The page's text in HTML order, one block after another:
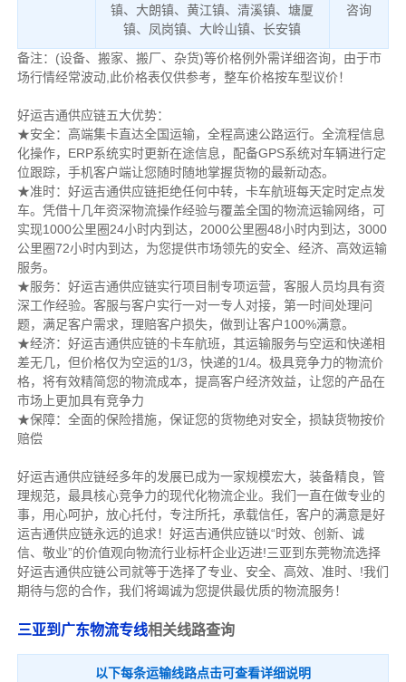
镇、大朗镇、黄江镇、清溪镇、塘厦
镇、凤岗镇、大岭山镇、长安镇
咨询
备注：(设备、搬家、搬厂、杂货)等价格例外需详细咨询，由于市
场行情经常波动,此价格表仅供参考，整车价格按车型议价！
好运吉通供应链五大优势：
★安全：高端集卡直达全国运输，全程高速公路运行。全流程信息
化操作，ERP系统实时更新在途信息，配备GPS系统对车辆进行定
位跟踪，手机客户端让您随时随地掌握货物的最新动态。
★准时：好运吉通供应链拒绝任何中转，卡车航班每天定时定点发
车。凭借十几年资深物流操作经验与覆盖全国的物流运输网络，可
实现1000公里圈24小时内到达，2000公里圈48小时内到达，3000
公里圈72小时内到达，为您提供市场领先的安全、经济、高效运输
服务。
★服务：好运吉通供应链实行项目制专项运营，客服人员均具有资
深工作经验。客服与客户实行一对一专人对接，第一时间处理问
题，满足客户需求，理赔客户损失，做到让客户100%满意。
★经济：好运吉通供应链的卡车航班，其运输服务与空运和快递相
差无几，但价格仅为空运的1/3，快递的1/4。极具竞争力的物流价
格，将有效精简您的物流成本，提高客户经济效益，让您的产品在
市场上更加具有竞争力
★保障：全面的保险措施，保证您的货物绝对安全，损缺货物按价
赔偿
好运吉通供应链经多年的发展已成为一家规模宏大，装备精良，管
理规范，最具核心竞争力的现代化物流企业。我们一直在做专业的
事，用心呵护，放心托付，专注所托，承载信任，客户的满意是好
运吉通供应链永远的追求！好运吉通供应链以“时效、创新、诚
信、敬业”的价值观向物流行业标杆企业迈进!三亚到东莞物流选择
好运吉通供应链公司就等于选择了专业、安全、高效、准时、!我们
期待与您的合作，我们将竭诚为您提供最优质的物流服务！
三亚到广东物流专线相关线路查询
以下每条运输线路点击可查看详细说明